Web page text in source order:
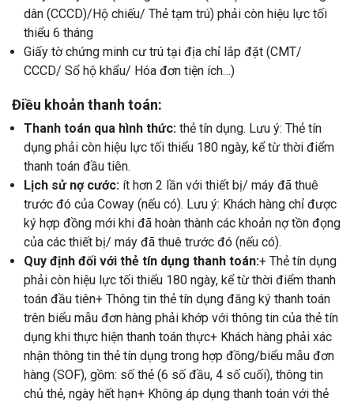
dân (CCCD)/Hộ chiếu/ Thẻ tạm trú) phải còn hiệu lực tối
thiểu 6 tháng
Giấy tờ chứng minh cư trú tại địa chỉ lắp đặt (CMT/
CCCD/ Sổ hộ khẩu/ Hóa đơn tiện ích…)
Điều khoản thanh toán:
Thanh toán qua hình thức: thẻ tín dụng. Lưu ý: Thẻ tín
dụng phải còn hiệu lực tối thiểu 180 ngày, kể từ thời điểm
thanh toán đầu tiên.
Lịch sử nợ cước: ít hơn 2 lần với thiết bị/ máy đã thuê
trước đó của Coway (nếu có). Lưu ý: Khách hàng chỉ được
ký hợp đồng mới khi đã hoàn thành các khoản nợ tồn đọng
của các thiết bị/ máy đã thuê trước đó (nếu có).
Quy định đối với thẻ tín dụng thanh toán:+ Thẻ tín dụng
phải còn hiệu lực tối thiểu 180 ngày, kể từ thời điểm thanh
toán đầu tiên+ Thông tin thẻ tín dụng đăng ký thanh toán
trên biểu mẫu đơn hàng phải khớp với thông tin của thẻ tín
dụng khi thực hiện thanh toán thực+ Khách hàng phải xác
nhận thông tin thẻ tín dụng trong hợp đồng/biểu mẫu đơn
hàng (SOF), gồm: số thẻ (6 số đầu, 4 số cuối), thông tin
chủ thẻ, ngày hết hạn+ Không áp dụng thanh toán với thẻ